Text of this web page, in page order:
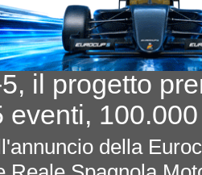
il progetto
eventi,
della